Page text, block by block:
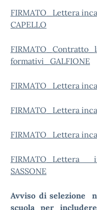
FIRMATO_Lettera
CAPELLO
formativi_GALFIONE
FIRMATO_Lettera
FIRMATO_Lettera
FIRMATO_Lettera
SASSONE
Avviso di selezione
scuola per